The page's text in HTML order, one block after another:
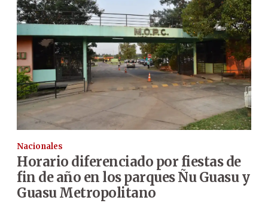
Nacionales
Horario diferenciado por fiestas de
fin de año en los parques Ñu Guasu y
Guasu Metropolitano